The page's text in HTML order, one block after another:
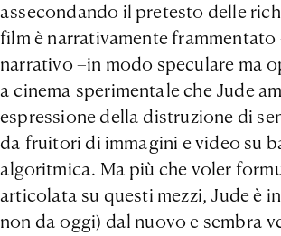
assecondando il pretesto delle
film è narrativamente frammentato
narrativo –in modo speculare ma
a cinema sperimentale che Jude
espressione della distruzione di
da fruitori di immagini e video su
algoritmica. Ma più che voler
articolata su questi mezzi, Jude è
non da oggi) dal nuovo e sembra